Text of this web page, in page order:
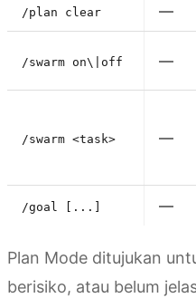
/plan clear —
/swarm on\|off —
/swarm <task> —
/goal [...] —
Plan Mode ditujukan
berisiko, atau belum